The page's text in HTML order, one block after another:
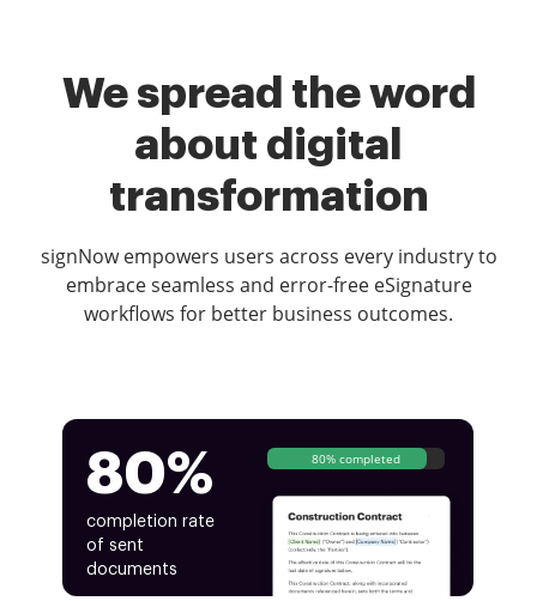
We spread the word
about digital
transformation
signNow empowers users across every industry to
embrace seamless and error-free eSignature
workflows for better business outcomes.
80%
completion rate
of sent
documents
80% completed